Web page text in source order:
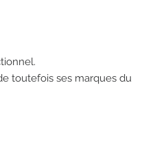
toutefois ses marques du